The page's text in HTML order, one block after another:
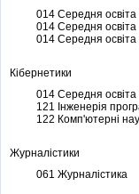
014 Середня освіта
014 Середня освіта
014 Середня освіта
Кібернетики
014 Середня
121 Інженерія
122 Комп'ютерні
Журналістики
061 Журналістика